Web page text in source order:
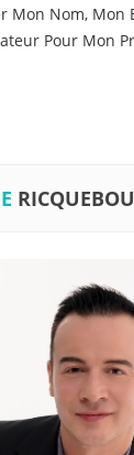
Mon Nom, Mon
Pour Mon